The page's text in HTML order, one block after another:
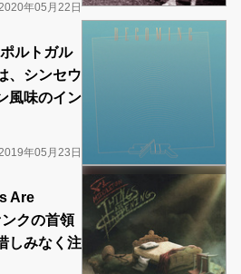
年05月22日
ルトガル
、シンセウ
風味のイン
年05月23日
Are
クの首領
しみなく注